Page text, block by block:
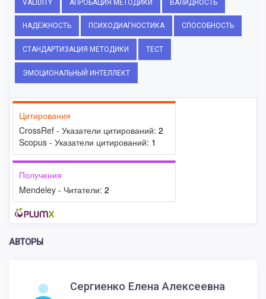
VALIDITY АПРОБАЦИЯ МЕТОДИКИ ВАЛИДНОСТЬ
НАДЕЖНОСТЬ ПСИХОДИАГНОСТИКА СПОСОБНОСТЬ
СТАНДАРТИЗАЦИЯ МЕТОДИКИ ТЕСТ
ЭМОЦИОНАЛЬНЫЙ ИНТЕЛЛЕКТ
Цитирования
CrossRef - Указатели цитирований: 2
Scopus - Указатели цитирований: 1
Получения
Mendeley - Читатели: 2
АВТОРЫ
Сергиенко Елена Алексеевна